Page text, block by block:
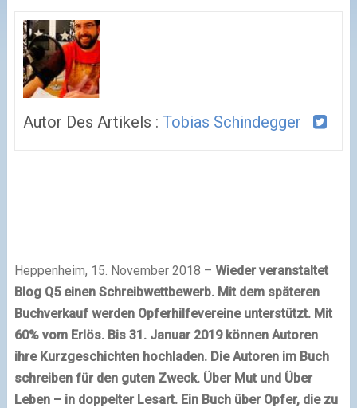
Autor Des Artikels : Tobias Schindegger
Heppenheim, 15. November 2018 – Wieder veranstaltet
Blog Q5 einen Schreibwettbewerb. Mit dem späteren
Buchverkauf werden Opferhilfevereine unterstützt. Mit
60% vom Erlös. Bis 31. Januar 2019 können Autoren
ihre Kurzgeschichten hochladen. Die Autoren im Buch
schreiben für den guten Zweck. Über Mut und Über
Leben – in doppelter Lesart. Ein Buch über Opfer, die zu